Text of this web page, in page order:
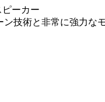
ーカー
技術と非常に強力な